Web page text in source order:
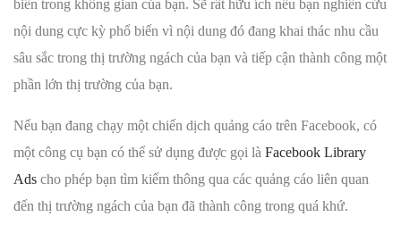
biến trong không gian của bạn. Sẽ rất hữu ích nếu bạn nghiên cứu
nội dung cực kỳ phổ biến vì nội dung đó đang khai thác nhu cầu
sâu sắc trong thị trường ngách của bạn và tiếp cận thành công một
phần lớn thị trường của bạn.
Nếu bạn đang chạy một chiến dịch quảng cáo trên Facebook, có
một công cụ bạn có thể sử dụng được gọi là Facebook Library
Ads cho phép bạn tìm kiếm thông qua các quảng cáo liên quan
đến thị trường ngách của bạn đã thành công trong quá khứ.